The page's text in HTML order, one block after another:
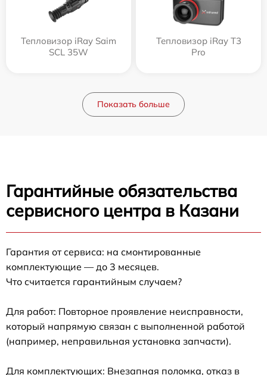
Тепловизор iRay Saim
SCL 35W
Тепловизор iRay T3
Pro
Показать больше
Гарантийные обязательства
сервисного центра в Казани
Гарантия от сервиса: на смонтированные
комплектующие — до 3 месяцев.
Что считается гарантийным случаем?
Для работ: Повторное проявление неисправности,
который напрямую связан с выполненной работой
(например, неправильная установка запчасти).
Для комплектующих: Внезапная поломка, отказ в